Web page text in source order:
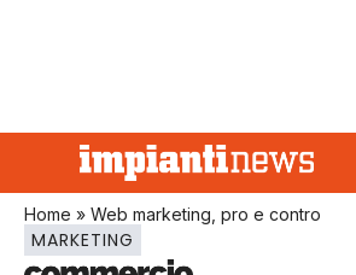
Home » Web marketing, pro e contro
MARKETING